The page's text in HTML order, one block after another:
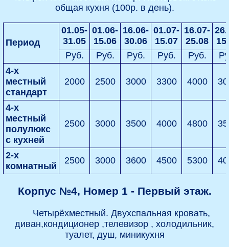
общая кухня (100р. в день).
Период
01.05-
31.05
Руб.
01.06-
15.06
Руб.
16.06-
30.06
Руб.
01.07-
15.07
Руб.
16.07-
25.08
Руб.
4-х
местный
стандарт
2000 2500 3000 3300 4000
4-х
местный
полулюкс
с кухней
2500 3000 3500 4000 4800
2-х
комнатный
2500 3000 3600 4500 5300
Корпус №4, Номер 1 - Первый этаж.
Четырёхместный. Двухспальная кровать,
диван,кондиционер ,телевизор , холодильник,
туалет, душ, миникухня